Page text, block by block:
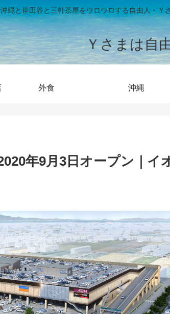
沖縄と世田谷と三軒茶屋をウロウロする自由人・Ｙ
Ｙさまは自
外食 沖縄
年9月3日オープン｜イ